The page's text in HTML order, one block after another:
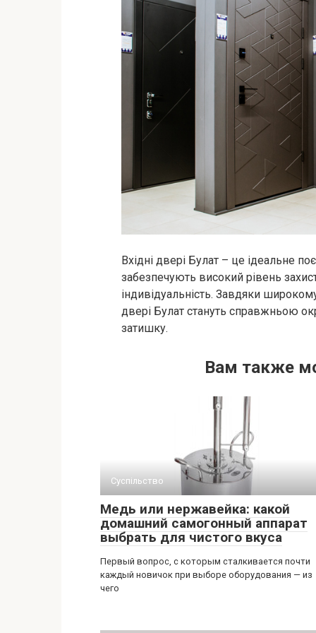
Вхідні двері Булат – це ідеальне
забезпечують високий рівень
індивідуальність. Завдяки
двері Булат стануть справжньою
затишку.
Вам также
Суспільство
Медь или нержавейка: какой
домашний самогонный аппарат
выбрать для чистого вкуса
Первый вопрос, с которым сталкивается почти
каждый новичок при выборе оборудования — из
чего